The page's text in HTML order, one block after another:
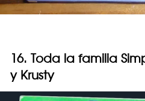
16. Toda la familia
y Krusty